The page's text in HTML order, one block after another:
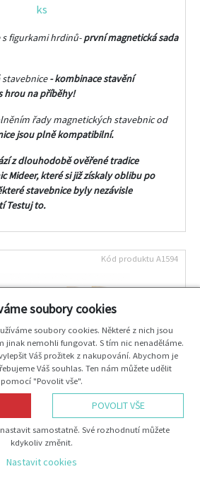
ks
s figurkami hrdinů-první magnetická sada
stavebnice- kombinace stavění
hrou na příběhy!
řady magnetických stavebnic od
jsou plně kompatibilní.
z dlouhodobě ověřené tradice
Mideer, které si již získaly oblibu po
stavebnice byly nezávisle
Testuj to.
dřevěné stavební kostky 50 ks
Kód produktu A1594
soubory cookies
soubory cookies. Některé z nich jsou
jinak nemohli fungovat. S tím nic nenaděláme.
Váš prožitek z nakupování. Abychom je
Váš souhlas. Ten nám můžete udělit
pomocí "Povolit vše".
POVOLIT VŠE
samostatně. Své rozhodnutí můžete
kdykoliv změnit.
Nastavit cookies